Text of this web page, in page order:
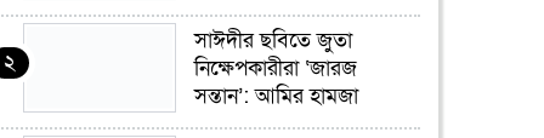
২
সাঈদীর ছবিতে জুতা
নিক্ষেপকারীরা ‘জারজ
সন্তান’: আমির হামজা